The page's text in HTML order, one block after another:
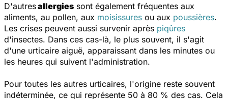
D'autresallergies sont également fréquentes aux
aliments, au pollen, aux moisissures ou aux poussières.
Les crises peuvent aussi survenir après piqûres
d'insectes. Dans ces cas-là, le plus souvent, il s'agit
d'une urticaire aiguë, apparaissant dans les minutes ou
les heures qui suivent l'administration.
Pour toutes les autres urticaires, l'origine reste souvent
indéterminée, ce qui représente 50 à 80 % des cas. Cela